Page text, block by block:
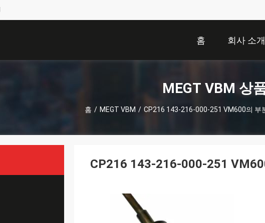
홈 회사 소개
MEGT VBM 상
홈 / MEGT VBM / CP216 143-216-000-251 VM600의 부
CP216 143-216-000-251